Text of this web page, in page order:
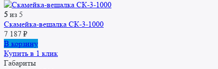
5 из 5
Скамейка-вешалка СК-3-1000
7 187 ₽
В корзину
Купить в 1 клик
Габариты